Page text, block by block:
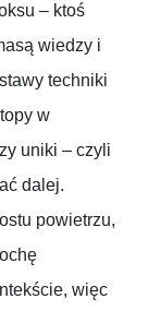
– ktoś
wiedzy i
techniki
w
uniki – czyli
dalej.
powietrzu,
więc